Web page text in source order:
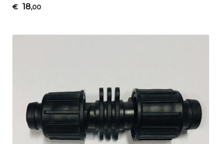
€ 18,00